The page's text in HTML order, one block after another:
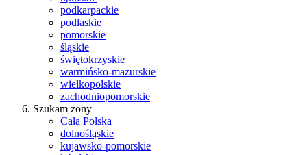
podkarpackie
podlaskie
pomorskie
śląskie
świętokrzyskie
warmińsko-mazurskie
wielkopolskie
zachodniopomorskie
Szukam żony
Cała Polska
dolnośląskie
kujawsko-pomorskie